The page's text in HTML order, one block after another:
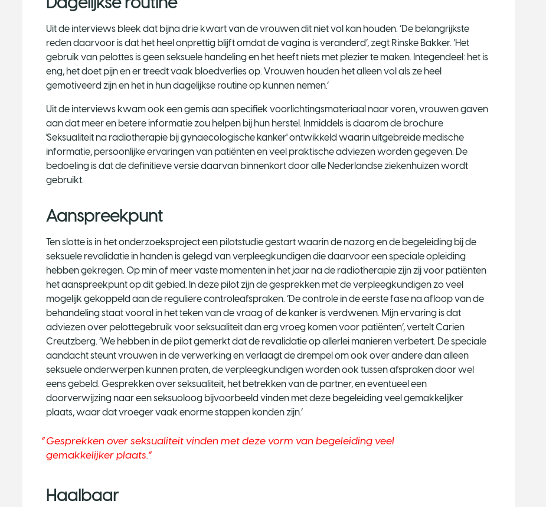
Uit de interviews bleek dat bijna drie kwart van de vrouwen dit niet vol kan houden. ‘De belangrijkste
reden daarvoor is dat het heel onprettig blijft omdat de vagina is veranderd’, zegt Rinske Bakker. ‘Het
gebruik van pelottes is geen seksuele handeling en het heeft niets met plezier te maken. Integendeel: het is
eng, het doet pijn en er treedt vaak bloedverlies op. Vrouwen houden het alleen vol als ze heel
gemotiveerd zijn en het in hun dagelijkse routine op kunnen nemen.’
Uit de interviews kwam ook een gemis aan specifiek voorlichtingsmateriaal naar voren, vrouwen gaven
aan dat meer en betere informatie zou helpen bij hun herstel. Inmiddels is daarom de brochure
'Seksualiteit na radiotherapie bij gynaecologische kanker' ontwikkeld waarin uitgebreide medische
informatie, persoonlijke ervaringen van patiënten en veel praktische adviezen worden gegeven. De
bedoeling is dat de definitieve versie daarvan binnenkort door alle Nederlandse ziekenhuizen wordt
gebruikt.
Aanspreekpunt
Ten slotte is in het onderzoeksproject een pilotstudie gestart waarin de nazorg en de begeleiding bij de
seksuele revalidatie in handen is gelegd van verpleegkundigen die daarvoor een speciale opleiding
hebben gekregen. Op min of meer vaste momenten in het jaar na de radiotherapie zijn zij voor patiënten
het aanspreekpunt op dit gebied. In deze pilot zijn de gesprekken met de verpleegkundigen zo veel
mogelijk gekoppeld aan de reguliere controleafspraken. ‘De controle in de eerste fase na afloop van de
behandeling staat vooral in het teken van de vraag of de kanker is verdwenen. Mijn ervaring is dat
adviezen over pelottegebruik voor seksualiteit dan erg vroeg komen voor patiënten’, vertelt Carien
Creutzberg. ‘We hebben in de pilot gemerkt dat de revalidatie op allerlei manieren verbetert. De speciale
aandacht steunt vrouwen in de verwerking en verlaagt de drempel om ook over andere dan alleen
seksuele onderwerpen kunnen praten, de verpleegkundigen worden ook tussen afspraken door wel
eens gebeld. Gesprekken over seksualiteit, het betrekken van de partner, en eventueel een
doorverwijzing naar een seksuoloog bijvoorbeeld vinden met deze begeleiding veel gemakkelijker
plaats, waar dat vroeger vaak enorme stappen konden zijn.’
Gesprekken over seksualiteit vinden met deze vorm van begeleiding veel
gemakkelijker plaats.
Haalbaar